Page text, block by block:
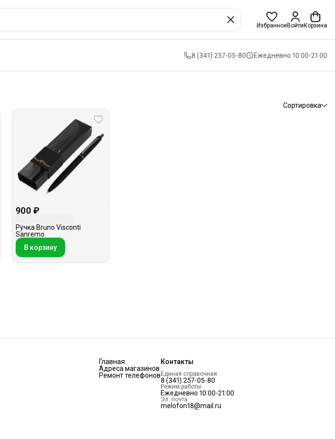
ИзбранноеВойти Корзина
8 (341) 257-05-80 Ежедневно 10:00-21:00
Сортировка
900 ₽
Ручка Bruno Visconti
Sanremo
В корзину
Главная
Адреса магазинов
Ремонт телефонов
Контакты
Единая справочная
8 (341) 257-05-80
Режим работы
Ежедневно 10:00-21:00
Эл. почта
melofon18@mail.ru